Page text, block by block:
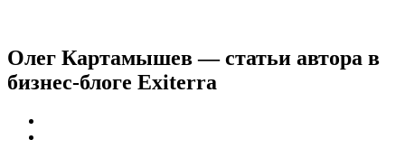
Олег Картамышев — статьи автора в
бизнес-блоге Exiterra